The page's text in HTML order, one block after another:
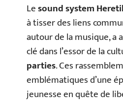
Lesound system
à tisser des liens
autour de la musique, a
clé dans l’essor de la
parties. Ces
emblématiques d’une
jeunesse en quête de